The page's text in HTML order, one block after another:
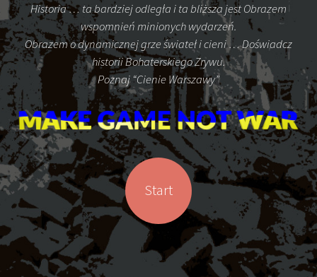
Historia … ta bardziej odległa i ta bliższa jest Obrazem
wspomnień minionych wydarzeń.
Obrazem o dynamicznej grze świateł i cieni … Doświadcz
historii Bohaterskiego Zrywu.
Poznaj “Cienie Warszawy”
Start